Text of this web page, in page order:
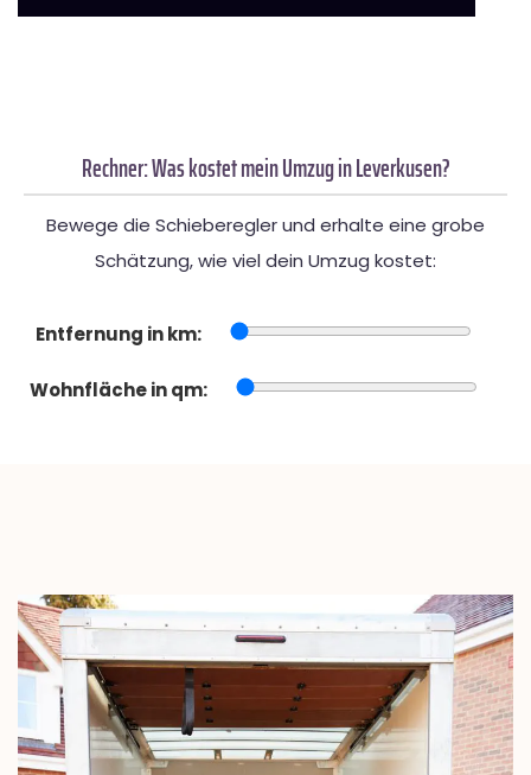
Rechner: Was kostet mein Umzug in Leverkusen?
Bewege die Schieberegler und erhalte eine grobe
Schätzung, wie viel dein Umzug kostet:
Entfernung in km:
Wohnfläche in qm: